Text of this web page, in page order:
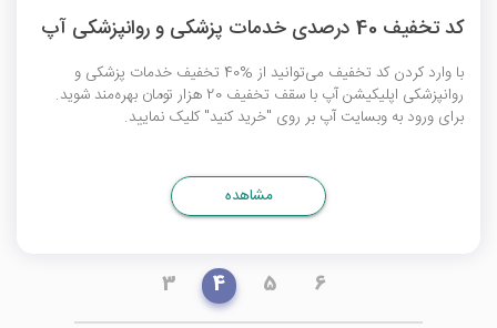
کد تخفیف 40 درصدی خدمات پزشکی و روانپزشکی آپ
با وارد کردن کد تخفیف می‌توانید از %40 تخفیف خدمات پزشکی و
روانپزشکی اپلیکیشن آپ با سقف تخفیف 20 هزار تومان بهره‌مند شوید.
برای ورود به وبسایت آپ بر روی "خرید کنید" کلیک نمایید.
مشاهده
3 4 5 6